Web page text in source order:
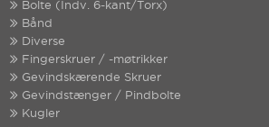
Bolte (Indv. 6-kant/Torx)
Bånd
Diverse
Fingerskruer / -møtrikker
Gevindskærende Skruer
Gevindstænger / Pindbolte
Kugler